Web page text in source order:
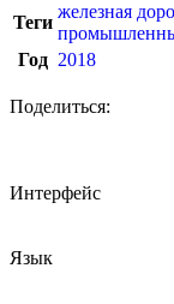
Теги
железная
Год 2018
Поделиться:
Интерфейс
Язык